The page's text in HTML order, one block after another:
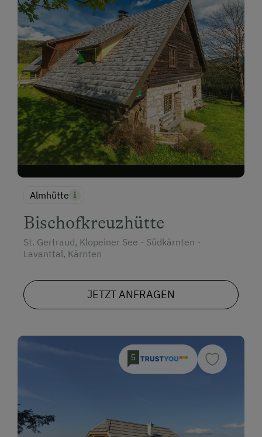
Almhütte
Bischofkreuzhütte
St. Gertraud, Klopeiner See - Südkärnten -
Lavanttal, Kärnten
JETZT ANFRAGEN
5